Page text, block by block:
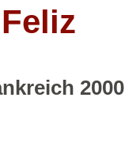
2000